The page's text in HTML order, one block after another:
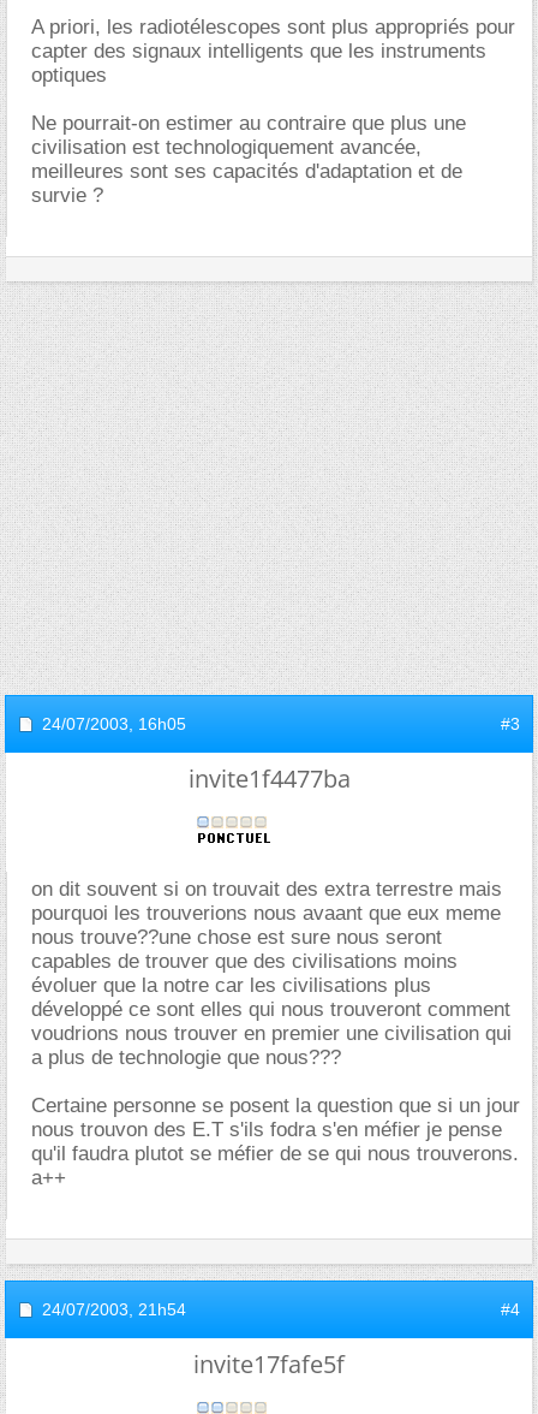
A priori, les radiotélescopes sont plus appropriés pour
capter des signaux intelligents que les instruments
optiques
Ne pourrait-on estimer au contraire que plus une
civilisation est technologiquement avancée,
meilleures sont ses capacités d'adaptation et de
survie ?
24/07/2003, 16h05 #3
invite1f4477ba
on dit souvent si on trouvait des extra terrestre mais
pourquoi les trouverions nous avaant que eux meme
nous trouve??une chose est sure nous seront
capables de trouver que des civilisations moins
évoluer que la notre car les civilisations plus
développé ce sont elles qui nous trouveront comment
voudrions nous trouver en premier une civilisation qui
a plus de technologie que nous???
Certaine personne se posent la question que si un jour
nous trouvon des E.T s'ils fodra s'en méfier je pense
qu'il faudra plutot se méfier de se qui nous trouverons.
a++
24/07/2003, 21h54 #4
invite17fafe5f